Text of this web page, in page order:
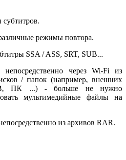
субтитров.
режимы повтора.
SSA / ASS, SRT, SUB...
непосредственно через Wi-Fi из
/ папок (например, внешних
ПК ...) - больше не нужно
мультимедийные файлы на
из архивов RAR.